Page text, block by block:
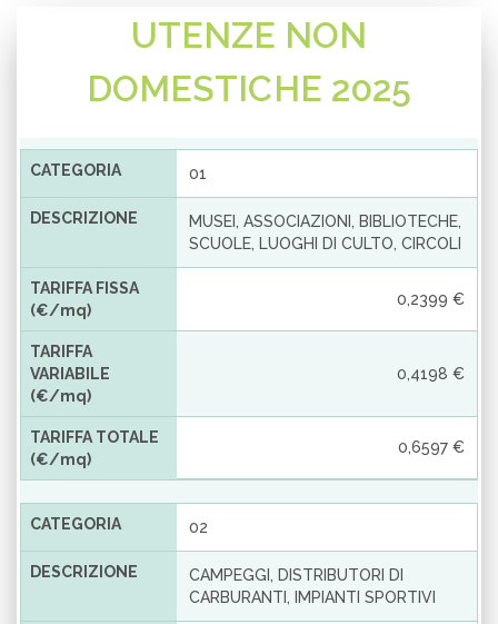
UTENZE NON
DOMESTICHE 2025
CATEGORIA 01
DESCRIZIONE
MUSEI, ASSOCIAZIONI, BIBLIOTECHE,
SCUOLE, LUOGHI DI CULTO, CIRCOLI
TARIFFA FISSA
(€/mq)
0,2399 €
TARIFFA
VARIABILE
(€/mq)
0,4198 €
TARIFFA TOTALE
(€/mq)
0,6597 €
CATEGORIA 02
DESCRIZIONE
CAMPEGGI, DISTRIBUTORI DI
CARBURANTI, IMPIANTI SPORTIVI